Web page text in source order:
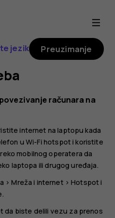
jezik Preuzimanje
računara na
internet na laptopu kada
u Wi-Fi hotspot i koristite
mobilnog operatera da
laptopa ili drugog uređaja.
>Mreža i internet >Hotspot i
.
da biste delili vezu za prenos